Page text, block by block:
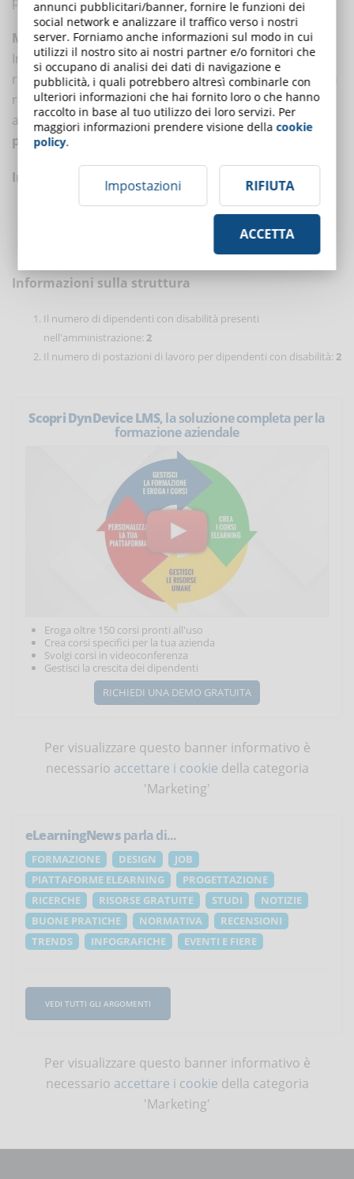
Modalità di invio delle segnalazioni all'AgID
In caso di risposta insoddisfacente o di mancata
risposta, nel termine di trenta giorni, alla notifica o alla
richiesta, l'interessato può inoltrare una segnalazione
ad AgID, tramite pec, al seguente indirizzo:
protocollo@pec.agid.gov.it
Informazioni sul sito web
La data di pubblicazione del sito Web:10/01/2025
CMS Proprietario
Informazioni sulla struttura
Il numero di dipendenti con disabilità presenti
nell'amministrazione: 2
Il numero di postazioni di lavoro per dipendenti con disabilità: 2
Scopri DynDevice LMS, la soluzione completa per la
formazione aziendale
Eroga oltre 150 corsi pronti all'uso
Crea corsi specifici per la tua azienda
Svolgi corsi in videoconferenza
Gestisci la crescita dei dipendenti
RICHIEDI UNA DEMO GRATUITA
Per visualizzare questo banner informativo è
necessario accettare i cookie della categoria
'Marketing'
eLearningNewsparla di...
FORMAZIONE DESIGN
JOB
PIATTAFORME ELEARNING
PROGETTAZIONE
RICERCHE
RISORSE GRATUITE STUDI
NOTIZIE
BUONE PRATICHE
NORMATIVA
RECENSIONI
TRENDS
INFOGRAFICHE EVENTI E FIERE
VEDI TUTTI GLI ARGOMENTI
Per visualizzare questo banner informativo è
necessario accettare i cookie della categoria
'Marketing'
annunci pubblicitari/banner, fornire le funzioni dei
social network e analizzare il traffico verso i nostri
server. Forniamo anche informazioni sul modo in cui
utilizzi il nostro sito ai nostri partner e/o fornitori che
si occupano di analisi dei dati di navigazione e
pubblicità, i quali potrebbero altresì combinarle con
ulteriori informazioni che hai fornito loro o che hanno
raccolto in base al tuo utilizzo dei loro servizi. Per
maggiori informazioni prendere visione dellacookie
policy.
Impostazioni RIFIUTA
ACCETTA